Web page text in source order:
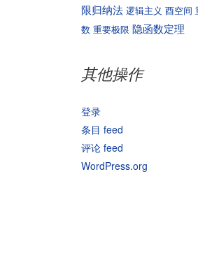
限归纳法 逻辑主义 酉空间
数 重要极限 隐函数定理
其他操作
登录
条目 feed
评论 feed
WordPress.org